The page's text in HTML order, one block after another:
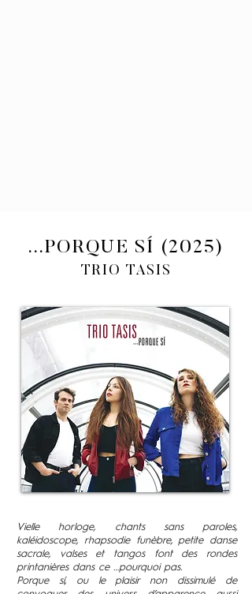
...PORQUE SÍ (2025)
TRIO TASIS
Vielle horloge, chants sans paroles,
kaléidoscope, rhapsodie funèbre, petite danse
sacrale, valses et tangos font des rondes
printanières dans ce …pourquoi pas.
Porque sí, ou le plaisir non dissimulé de